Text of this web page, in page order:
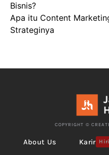
Bisnis?
Apa itu Content
Strateginya
COPYRIGHT ©
About Us Karir